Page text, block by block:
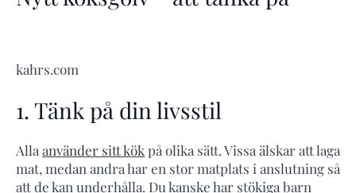
kahrs.com
1. Tänk på din livsstil
Alla använder sitt kökpå olika sätt. Vissa älskar att laga
mat, medan andra har en stor matplats i anslutning så
att de kan underhålla. Du kanske har stökiga barn